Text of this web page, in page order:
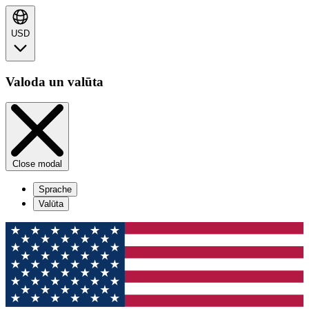
USD
Valoda un valūta
Close modal
Sprache
Valūta